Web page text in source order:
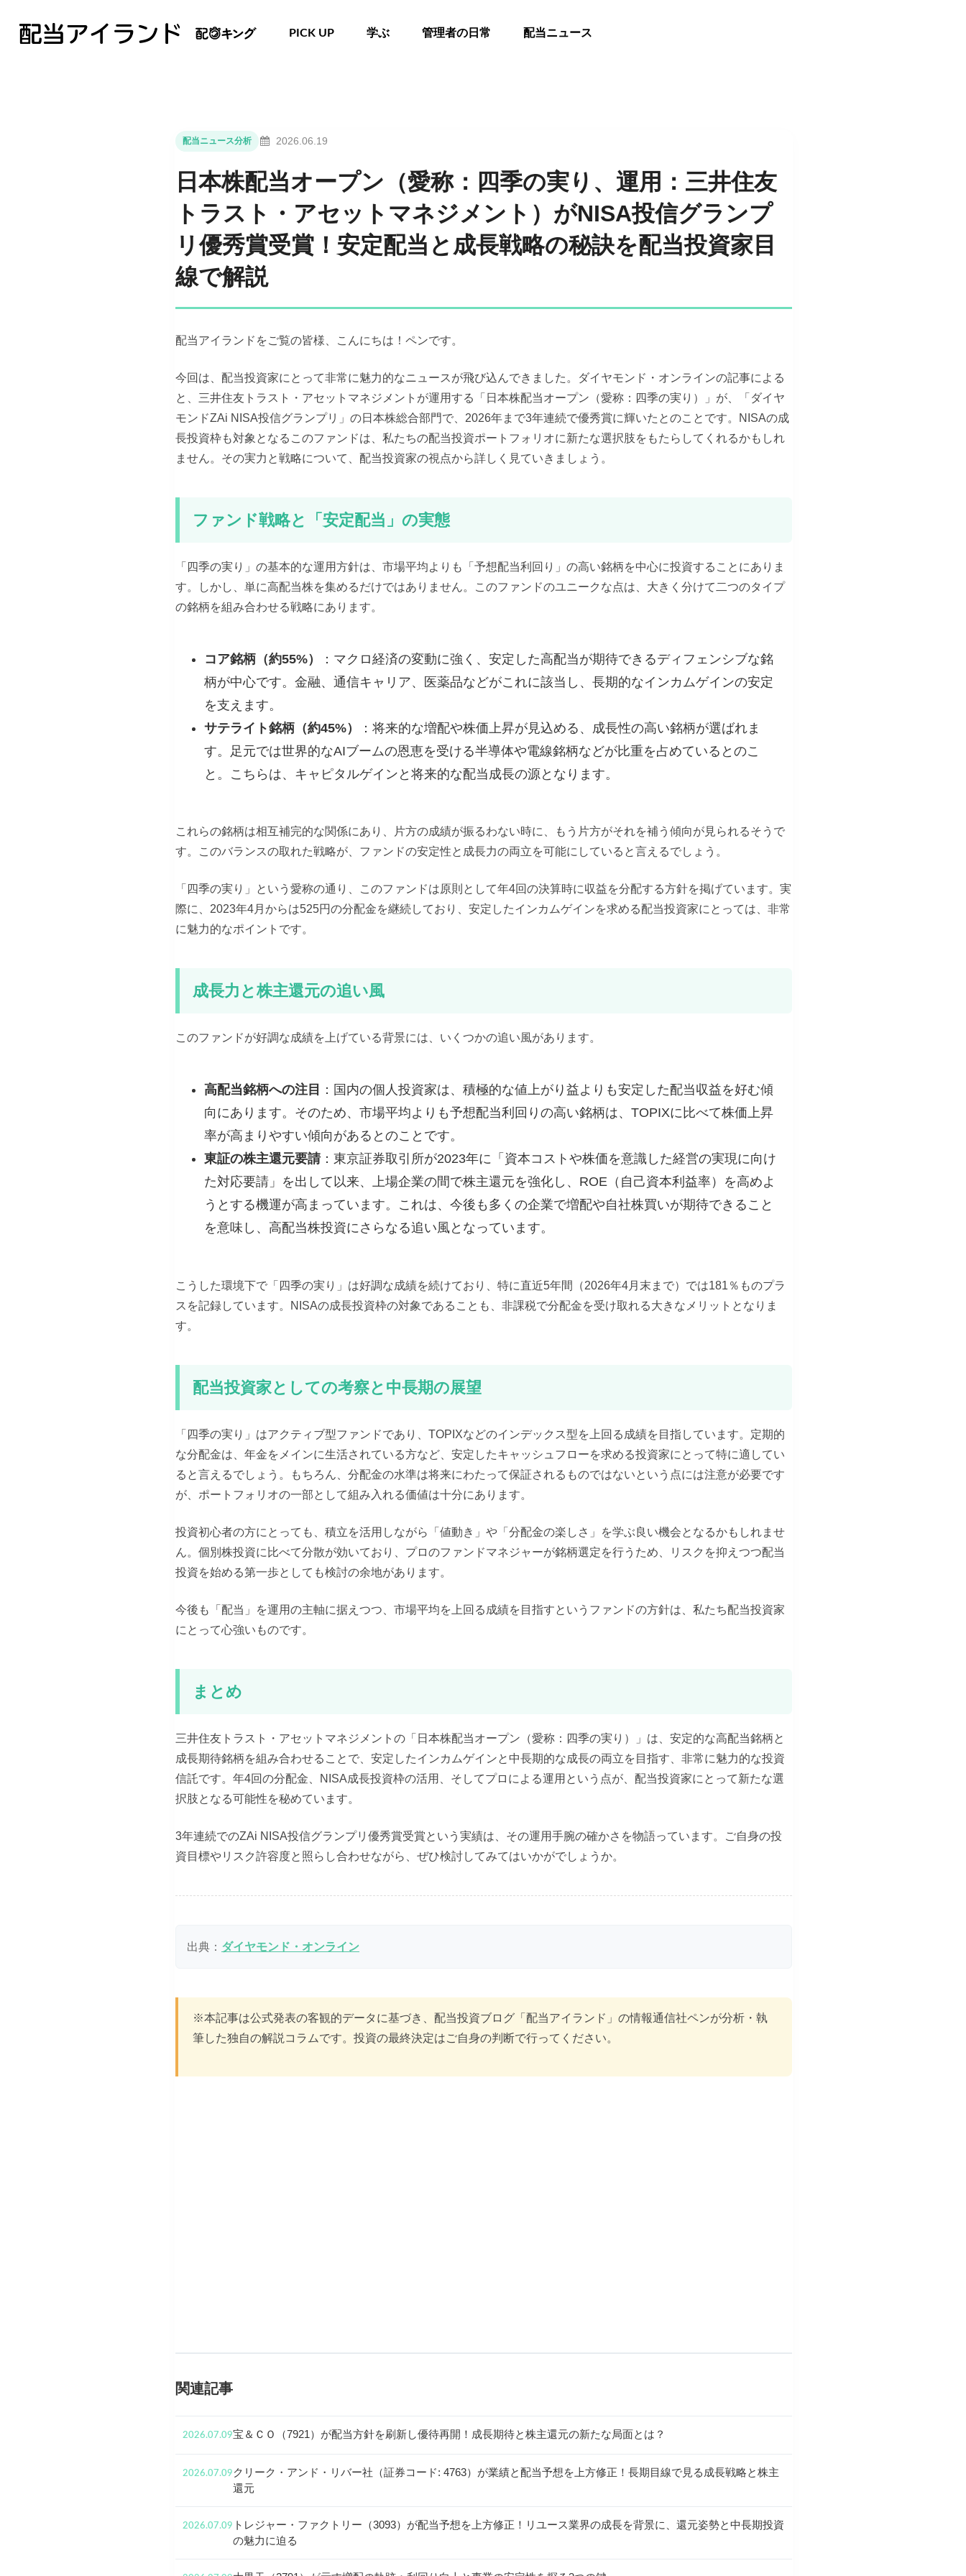
PICK UP 学ぶ 管理者の日常 配当ニュース
配当ニュース分析 2026.06.19
日本株配当オープン（愛称：四季の実り、運用：三井住友
トラスト・アセットマネジメント）がNISA投信グランプ
リ優秀賞受賞！安定配当と成長戦略の秘訣を配当投資家目
線で解説
配当アイランドをご覧の皆様、こんにちは！ペンです。
今回は、配当投資家にとって非常に魅力的なニュースが飛び込んできました。ダイヤモンド・オンラインの記事による
と、三井住友トラスト・アセットマネジメントが運用する「日本株配当オープン（愛称：四季の実り）」が、「ダイヤ
モンドZAi NISA投信グランプリ」の日本株総合部門で、2026年まで3年連続で優秀賞に輝いたとのことです。NISAの成
長投資枠も対象となるこのファンドは、私たちの配当投資ポートフォリオに新たな選択肢をもたらしてくれるかもしれ
ません。その実力と戦略について、配当投資家の視点から詳しく見ていきましょう。
ファンド戦略と「安定配当」の実態
「四季の実り」の基本的な運用方針は、市場平均よりも「予想配当利回り」の高い銘柄を中心に投資することにありま
す。しかし、単に高配当株を集めるだけではありません。このファンドのユニークな点は、大きく分けて二つのタイプ
の銘柄を組み合わせる戦略にあります。
コア銘柄（約55%）
：マクロ経済の変動に強く、安定した高配当が期待できるディフェンシブな銘
柄が中心です。金融、通信キャリア、医薬品などがこれに該当し、長期的なインカムゲインの安定
を支えます。
サテライト銘柄（約45%）
：将来的な増配や株価上昇が見込める、成長性の高い銘柄が選ばれま
す。足元では世界的なAIブームの恩恵を受ける半導体や電線銘柄などが比重を占めているとのこ
と。こちらは、キャピタルゲインと将来的な配当成長の源となります。
これらの銘柄は相互補完的な関係にあり、片方の成績が振るわない時に、もう片方がそれを補う傾向が見られるそうで
す。このバランスの取れた戦略が、ファンドの安定性と成長力の両立を可能にしていると言えるでしょう。
「四季の実り」という愛称の通り、このファンドは原則として年4回の決算時に収益を分配する方針を掲げています。実
際に、2023年4月からは525円の分配金を継続しており、安定したインカムゲインを求める配当投資家にとっては、非常
に魅力的なポイントです。
成長力と株主還元の追い風
このファンドが好調な成績を上げている背景には、いくつかの追い風があります。
高配当銘柄への注目
：国内の個人投資家は、積極的な値上がり益よりも安定した配当収益を好む傾
向にあります。そのため、市場平均よりも予想配当利回りの高い銘柄は、TOPIXに比べて株価上昇
率が高まりやすい傾向があるとのことです。
東証の株主還元要請：東京証券取引所が2023年に「資本コストや株価を意識した経営の実現に向け
た対応要請」を出して以来、上場企業の間で株主還元を強化し、ROE（自己資本利益率）を高めよ
うとする機運が高まっています。これは、今後も多くの企業で増配や自社株買いが期待できること
を意味し、高配当株投資にさらなる追い風となっています。
こうした環境下で「四季の実り」は好調な成績を続けており、特に直近5年間（2026年4月末まで）では181％ものプラ
スを記録しています。NISAの成長投資枠の対象であることも、非課税で分配金を受け取れる大きなメリットとなりま
す。
配当投資家としての考察と中長期の展望
「四季の実り」はアクティブ型ファンドであり、TOPIXなどのインデックス型を上回る成績を目指しています。定期的
な分配金は、年金をメインに生活されている方など、安定したキャッシュフローを求める投資家にとって特に適してい
ると言えるでしょう。もちろん、分配金の水準は将来にわたって保証されるものではないという点には注意が必要です
が、ポートフォリオの一部として組み入れる価値は十分にあります。
投資初心者の方にとっても、積立を活用しながら「値動き」や「分配金の楽しさ」を学ぶ良い機会となるかもしれませ
ん。個別株投資に比べて分散が効いており、プロのファンドマネジャーが銘柄選定を行うため、リスクを抑えつつ配当
投資を始める第一歩としても検討の余地があります。
今後も「配当」を運用の主軸に据えつつ、市場平均を上回る成績を目指すというファンドの方針は、私たち配当投資家
にとって心強いものです。
まとめ
三井住友トラスト・アセットマネジメントの「日本株配当オープン（愛称：四季の実り）」は、安定的な高配当銘柄と
成長期待銘柄を組み合わせることで、安定したインカムゲインと中長期的な成長の両立を目指す、非常に魅力的な投資
信託です。年4回の分配金、NISA成長投資枠の活用、そしてプロによる運用という点が、配当投資家にとって新たな選
択肢となる可能性を秘めています。
3年連続でのZAi NISA投信グランプリ優秀賞受賞という実績は、その運用手腕の確かさを物語っています。ご自身の投
資目標やリスク許容度と照らし合わせながら、ぜひ検討してみてはいかがでしょうか。
出典： ダイヤモンド・オンライン
※本記事は公式発表の客観的データに基づき、配当投資ブログ「配当アイランド」の情報通信社ペンが分析・執
筆した独自の解説コラムです。投資の最終決定はご自身の判断で行ってください。
関連記事
2026.07.09宝＆ＣＯ（7921）が配当方針を刷新し優待再開！成長期待と株主還元の新たな局面とは？
2026.07.09 クリーク・アンド・リバー社（証券コード: 4763）が業績と配当予想を上方修正！長期目線で見る成長戦略と株主
還元
2026.07.09 トレジャー・ファクトリー（3093）が配当予想を上方修正！リユース業界の成長を背景に、還元姿勢と中長期投資
の魅力に迫る